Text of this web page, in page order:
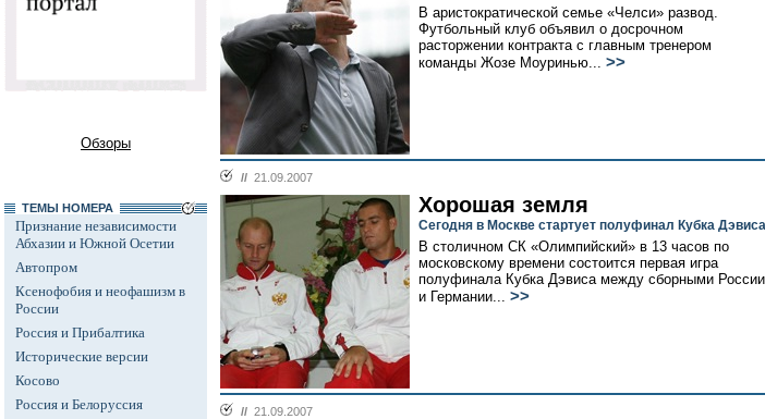
Обзоры
ТЕМЫ НОМЕРА
Признание независимости
Абхазии и Южной Осетии
Автопром
Ксенофобия и неофашизм в
России
Россия и Прибалтика
Исторические версии
Косово
Россия и Белоруссия
В аристократической семье «Челси» развод.
Футбольный клуб объявил о досрочном
расторжении контракта с главным тренером
команды Жозе Моуринью... >>
// 21.09.2007
Хорошая земля
Сегодня в Москве стартует полуфинал Кубка Дэвиса
В столичном СК «Олимпийский» в 13 часов по
московскому времени состоится первая игра
полуфинала Кубка Дэвиса между сборными России
и Германии... >>
// 21.09.2007